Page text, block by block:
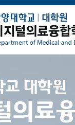
교 대학원
의료